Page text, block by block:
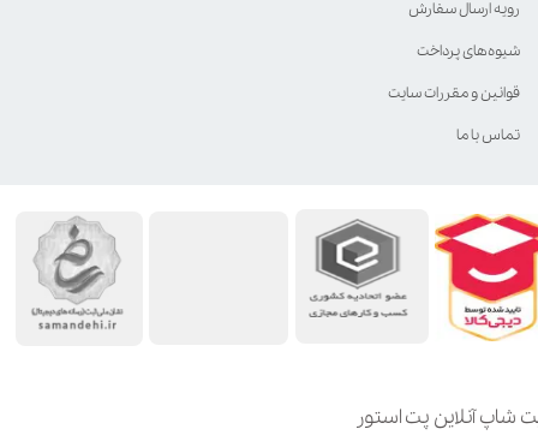
شاپ آنلاین پت استور
رویه ارسال سفارش
شیوه‌های پرداخت
قوانین و مقررات سایت
تماس با ما